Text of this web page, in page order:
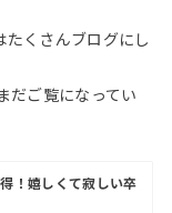
くさんブログにし
だご覧になってい
！嬉しくて寂しい卒